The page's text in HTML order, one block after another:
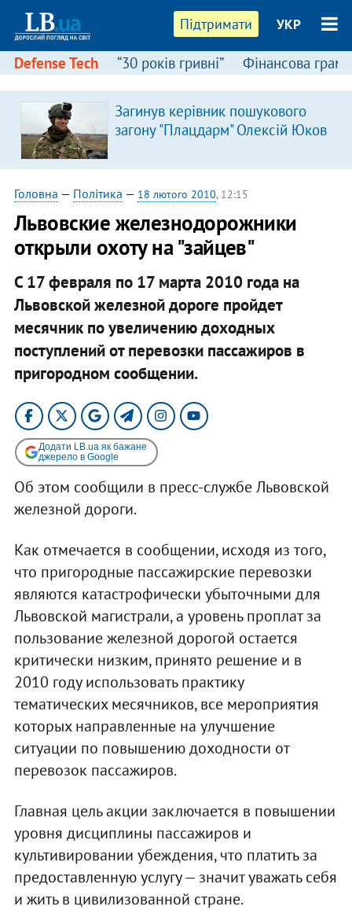
Підтримати УКР
Defense Tech “30 років гривні” Фінансова
Загинув керівник пошукового
загону "Плацдарм" Олексій Юков
Головна — Політика — 18 лютого 2010, 12:15
Львовские железнодорожники
открыли охоту на "зайцев"
С 17 февраля по 17 марта 2010 года на
Львовской железной дороге пройдет
месячник по увеличению доходных
поступлений от перевозки пассажиров в
пригородном сообщении.
Додати LB.ua як бажане
джерело в Google
Об этом сообщили в пресс-службе Львовской
железной дороги.
Как отмечается в сообщении, исходя из того,
что пригородные пассажирские перевозки
являются катастрофически убыточными для
Львовской магистрали, а уровень проплат за
пользование железной дорогой остается
критически низким, принято решение и в
2010 году использовать практику
тематических месячников, все мероприятия
которых направленные на улучшение
ситуации по повышению доходности от
перевозок пассажиров.
Главная цель акции заключается в повышении
уровня дисциплины пассажиров и
культивировании убеждения, что платить за
предоставленную услугу — значит уважать себя
и жить в цивилизованной стране.